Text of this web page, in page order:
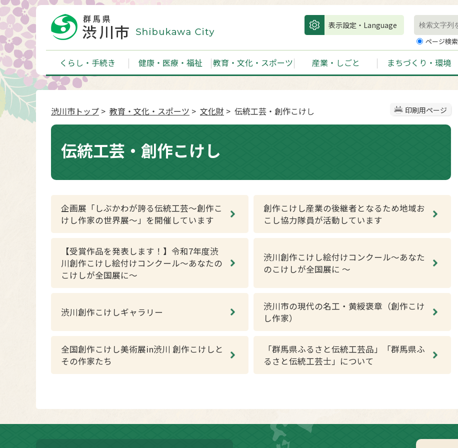
表示設定・Language
ページ検索
くらし・手続き 健康・医療・福祉 教育・文化・スポーツ 産業・しごと まちづくり・環境
印刷用ページ
渋川市トップ > 教育・文化・スポーツ > 文化財 > 伝統工芸・創作こけし
伝統工芸・創作こけし
企画展「しぶかわが誇る伝統工芸～創作こ
けし作家の世界展～」を開催しています
創作こけし産業の後継者となるため地域お
こし協力隊員が活動しています
【受賞作品を発表します！】令和7年度渋
川創作こけし絵付けコンクール～あなたの
こけしが全国展に～
渋川創作こけし絵付けコンクール～あなた
のこけしが全国展に ～
渋川創作こけしギャラリー
渋川市の現代の名工・黄綬褒章（創作こけ
し作家）
全国創作こけし美術展in渋川 創作こけしと
その作家たち
「群馬県ふるさと伝統工芸品」「群馬県ふ
るさと伝統工芸士」について